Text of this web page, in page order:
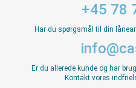
+45 78
Har du spørgsmål til din
Er du allerede kunde og har
Kontakt vores